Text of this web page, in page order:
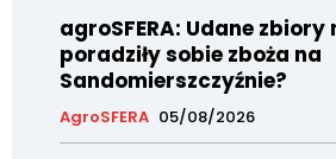
agroSFERA: Udane
poradziły sobie zboża na
Sandomierszczyźnie?
AgroSFERA 05/08/2026